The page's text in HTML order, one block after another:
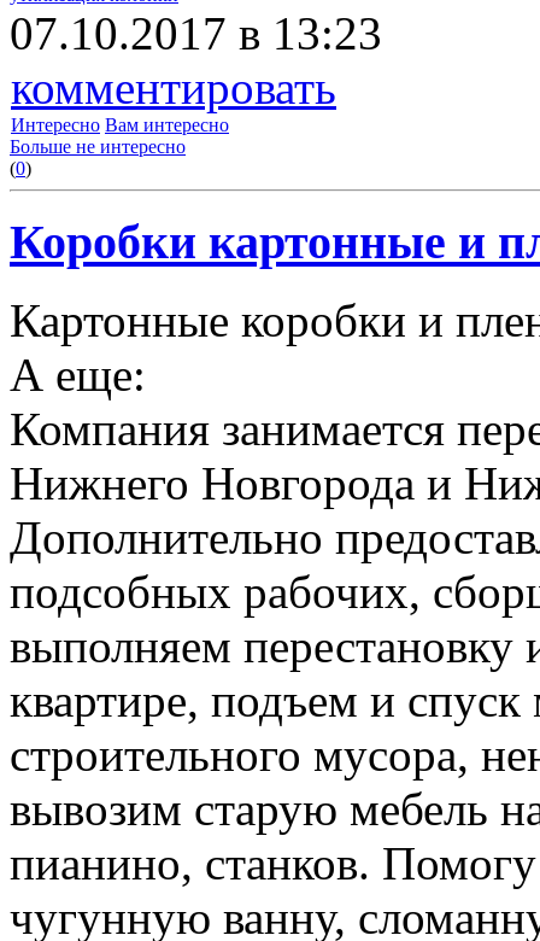
07.10.2017 в 13:23
комментировать
Интересно Вам интересно
Больше не интересно
(0)
Коробки картонные и
Картонные коробки и
А еще:
Компания занимается
Нижнего Новгорода и
Дополнительно
подсобных рабочих,
выполняем перестановку
квартире, подъем и спуск
строительного мусора,
вывозим старую мебель
пианино, станков.
чугунную ванну,